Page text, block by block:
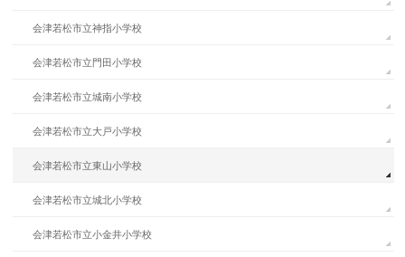
会津若松市立神指小学校
会津若松市立門田小学校
会津若松市立城南小学校
会津若松市立大戸小学校
会津若松市立東山小学校
会津若松市立城北小学校
会津若松市立小金井小学校